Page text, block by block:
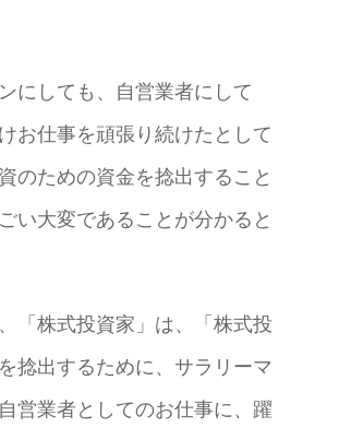
にしても、自営業者にして
お仕事を頑張り続けたとして
のための資金を捻出すること
い大変であることが分かると
「株式投資家」は、「株式投
捻出するために、サラリーマ
営業者としてのお仕事に、躍